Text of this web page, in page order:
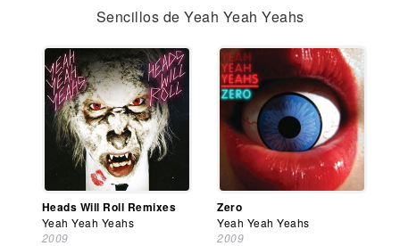
Sencillos de Yeah Yeah Yeahs
Heads Will Roll Remixes
Yeah Yeah Yeahs
2009
Zero
Yeah Yeah Yeahs
2009